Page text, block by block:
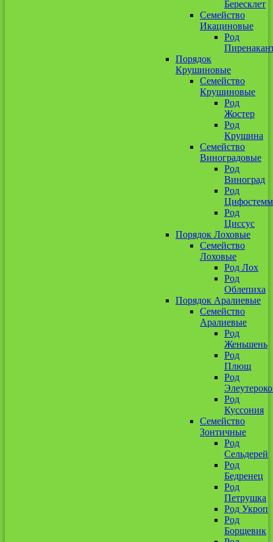
Бересклет
Семейство
Икациновые
Род
Порядок
Крушиновые
Семейство
Крушиновые
Род
Жостер
Род
Крушина
Семейство
Виноградовые
Род
Виноград
Род
Род
Циссус
Порядок Лоховые
Семейство
Лоховые
Род Лох
Род
Облепиха
Порядок Аралиевые
Семейство
Аралиевые
Род
Женьшень
Род
Плющ
Род
Род
Куссония
Семейство
Зонтичные
Род
Сельдерей
Род
Бедренец
Род
Петрушка
Род Укроп
Род
Борщевик